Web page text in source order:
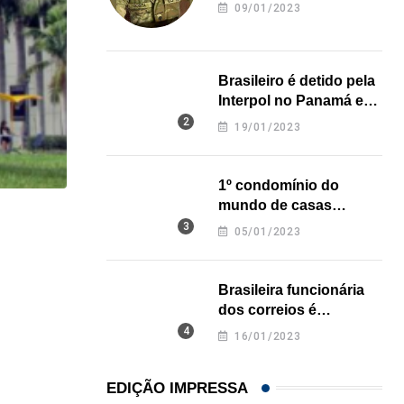
Açaí é reconhecido oficialmente como fruto
09/01/2023
Brasileiro é detido pela
Interpol no Panamá e
pode pegar prisão
19/01/2023
1º condomínio do
mundo de casas
impressas em 3D é
05/01/2023
Brasileira funcionária
dos correios é
assassinada a facadas
16/01/2023
EDIÇÃO IMPRESSA